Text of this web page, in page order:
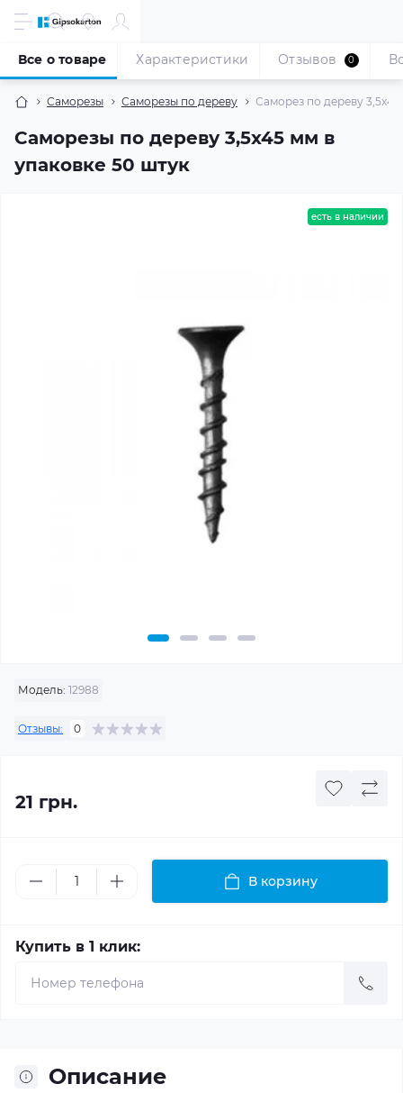
Саморезы Саморезы по дереву Саморез по дереву
Саморезы по дереву 3,5x45 мм в
упаковке 50 штук
Все о товаре Характеристики Отзывов 0
есть в наличии
Модель: 12988
Отзывы: 0
21 грн.
В корзину
Купить в 1 клик:
Описание